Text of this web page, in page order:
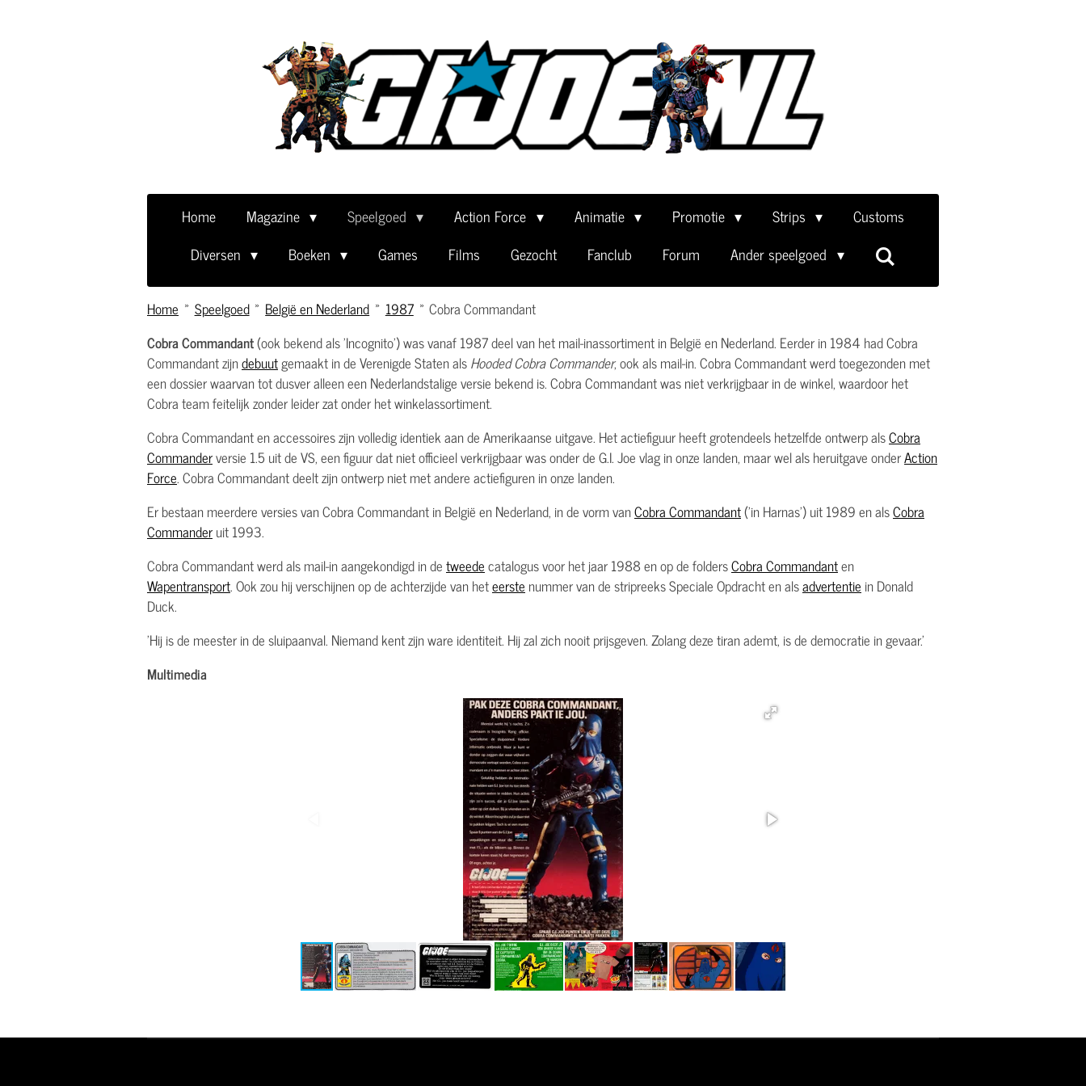
Home Magazine Speelgoed Action Force Animatie Promotie Strips
Customs
Diversen
Boeken Games Films Gezocht Fanclub Forum Ander speelgoed
Home » Speelgoed » België en Nederland » 1987 » Cobra Commandant
Cobra Commandant(ook bekend als 'Incognito') was vanaf 1987 deel van het mail-inassortiment in België en Nederland. Eerder in 1984 had Cobra
Commandant zijndebuutgemaakt in de Verenigde Staten alsHooded Cobra Commander, ook als mail-in. Cobra Commandant werd toegezonden met
een dossier waarvan tot dusver alleen een Nederlandstalige versie bekend is. Cobra Commandant was niet verkrijgbaar in de winkel, waardoor het
Cobra team feitelijk zonder leider zat onder het winkelassortiment.
Cobra Commandant en accessoires zijn volledig identiek aan de Amerikaanse uitgave. Het actiefiguur heeft grotendeels hetzelfde ontwerp alsCobra
Commanderversie 1.5 uit de VS, een figuur dat niet officieel verkrijgbaar was onder de G.I. Joe vlag in onze landen, maar wel als heruitgave onderAction
Force. Cobra Commandant deelt zijn ontwerp niet met andere actiefiguren in onze landen.
Er bestaan meerdere versies van Cobra Commandant in België en Nederland, in de vorm vanCobra Commandant('in Harnas') uit 1989 en alsCobra
Commanderuit 1993.
Cobra Commandant werd als mail-in aangekondigd in detweedecatalogus voor het jaar 1988 en op de foldersCobra Commandanten
Wapentransport. Ook zou hij verschijnen op de achterzijde van heteerste nummer van de stripreeks Speciale Opdracht en alsadvertentie in Donald
Duck.
'Hij is de meester in de sluipaanval. Niemand kent zijn ware identiteit. Hij zal zich nooit prijsgeven. Zolang deze tiran ademt, is de democratie in gevaar.'
Multimedia